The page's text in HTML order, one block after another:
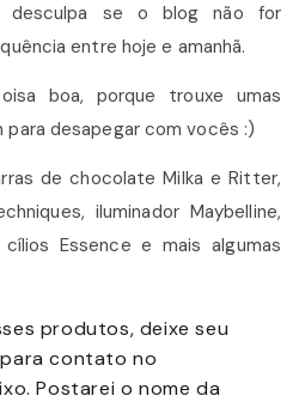
desculpa se o blog não for
entre hoje e amanhã.
boa, porque trouxe umas
para desapegar com vocês :)
de chocolate Milka e Ritter,
iluminador Maybelline,
Essence e mais algumas
produtos, deixe seu
contato no
Postarei o nome da